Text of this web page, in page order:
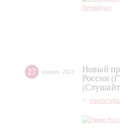
27 января 2022
Новый
России